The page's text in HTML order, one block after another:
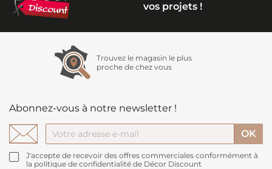
vos projets !
Trouvez le magasin le plus
proche de chez vous
Abonnez-vous à notre newsletter !
J'accepte de recevoir des offres commerciales conformément à
la politique de confidentialité de Décor Discount